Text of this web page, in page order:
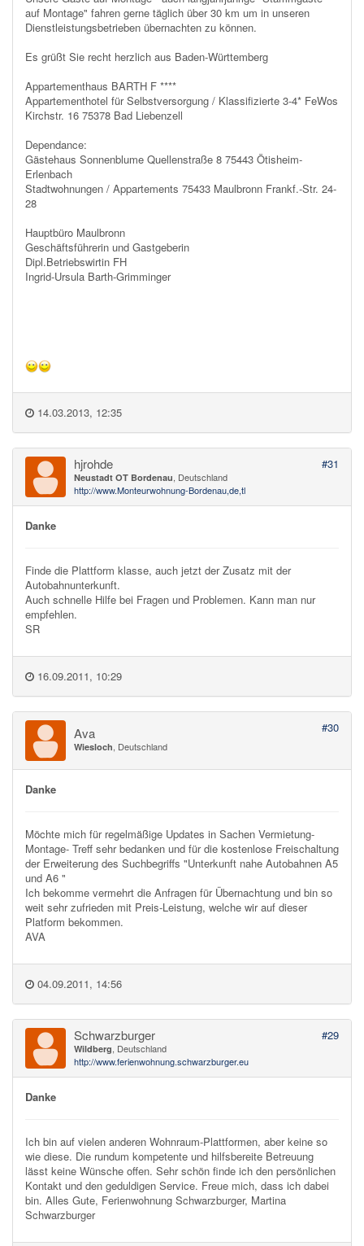
auf Montage" fahren gerne täglich über 30 km um in unseren
Dienstleistungsbetrieben übernachten zu können.
Es grüßt Sie recht herzlich aus Baden-Württemberg
Appartementhaus BARTH F ****
Appartementhotel für Selbstversorgung / Klassifizierte 3-4* FeWos
Kirchstr. 16 75378 Bad Liebenzell
Dependance:
Gästehaus Sonnenblume Quellenstraße 8 75443 Ötisheim-
Erlenbach
Stadtwohnungen / Appartements 75433 Maulbronn Frankf.-Str. 24-
28
Hauptbüro Maulbronn
Geschäftsführerin und Gastgeberin
Dipl.Betriebswirtin FH
Ingrid-Ursula Barth-Grimminger
14.03.2013, 12:35
#31
hjrohde
Neustadt OT Bordenau , Deutschland
http://www.Monteurwohnung-Bordenau,de,tl
Danke
Finde die Plattform klasse, auch jetzt der Zusatz mit der
Autobahnunterkunft.
Auch schnelle Hilfe bei Fragen und Problemen. Kann man nur
empfehlen.
SR
16.09.2011, 10:29
#30
Ava
Wiesloch , Deutschland
Danke
Möchte mich für regelmäßige Updates in Sachen Vermietung-
Montage- Treff sehr bedanken und für die kostenlose Freischaltung
der Erweiterung des Suchbegriffs "Unterkunft nahe Autobahnen A5
und A6 "
Ich bekomme vermehrt die Anfragen für Übernachtung und bin so
weit sehr zufrieden mit Preis-Leistung, welche wir auf dieser
Platform bekommen.
AVA
04.09.2011, 14:56
#29
Schwarzburger
Wildberg , Deutschland
http://www.ferienwohnung.schwarzburger.eu
Danke
Ich bin auf vielen anderen Wohnraum-Plattformen, aber keine so
wie diese. Die rundum kompetente und hilfsbereite Betreuung
lässt keine Wünsche offen. Sehr schön finde ich den persönlichen
Kontakt und den geduldigen Service. Freue mich, dass ich dabei
bin. Alles Gute, Ferienwohnung Schwarzburger, Martina
Schwarzburger